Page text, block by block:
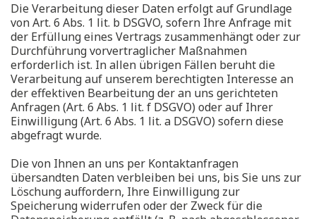
Die Verarbeitung dieser Daten erfolgt auf Grundlage
von Art. 6 Abs. 1 lit. b DSGVO, sofern Ihre Anfrage mit
der Erfüllung eines Vertrags zusammenhängt oder zur
Durchführung vorvertraglicher Maßnahmen
erforderlich ist. In allen übrigen Fällen beruht die
Verarbeitung auf unserem berechtigten Interesse an
der effektiven Bearbeitung der an uns gerichteten
Anfragen (Art. 6 Abs. 1 lit. f DSGVO) oder auf Ihrer
Einwilligung (Art. 6 Abs. 1 lit. a DSGVO) sofern diese
abgefragt wurde.
Die von Ihnen an uns per Kontaktanfragen
übersandten Daten verbleiben bei uns, bis Sie uns zur
Löschung auffordern, Ihre Einwilligung zur
Speicherung widerrufen oder der Zweck für die